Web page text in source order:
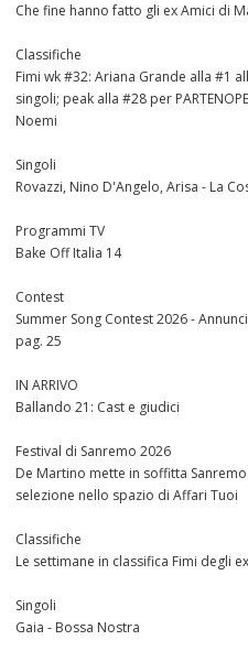
Che fine hanno fatto gli ex Amici di
Classifiche
Fimi wk #32: Ariana Grande alla #1
singoli; peak alla #28 per
Noemi
Singoli
Rovazzi, Nino D'Angelo, Arisa - La
Programmi TV
Bake Off Italia 14
Contest
Summer Song Contest 2026 -
pag. 25
IN ARRIVO
Ballando 21: Cast e giudici
Festival di Sanremo 2026
De Martino mette in soffitta
selezione nello spazio di Affari Tuoi
Classifiche
Le settimane in classifica Fimi degli
Singoli
Gaia - Bossa Nostra